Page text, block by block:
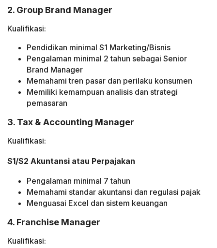
2. Group Brand Manager
Kualifikasi:
Pendidikan minimal S1 Marketing/Bisnis
Pengalaman minimal 2 tahun sebagai Senior
Brand Manager
Memahami tren pasar dan perilaku konsumen
Memiliki kemampuan analisis dan strategi
pemasaran
3. Tax & Accounting Manager
Kualifikasi:
S1/S2 Akuntansi atau Perpajakan
Pengalaman minimal 7 tahun
Memahami standar akuntansi dan regulasi pajak
Menguasai Excel dan sistem keuangan
4. Franchise Manager
Kualifikasi: